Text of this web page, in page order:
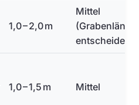
1,0 – 2,0 m
Mittel
(Grabenlänge
1,0 – 1,5 m Mittel